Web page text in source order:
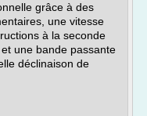
grâce à des
une vitesse
à la seconde
une bande passante
déclinaison de